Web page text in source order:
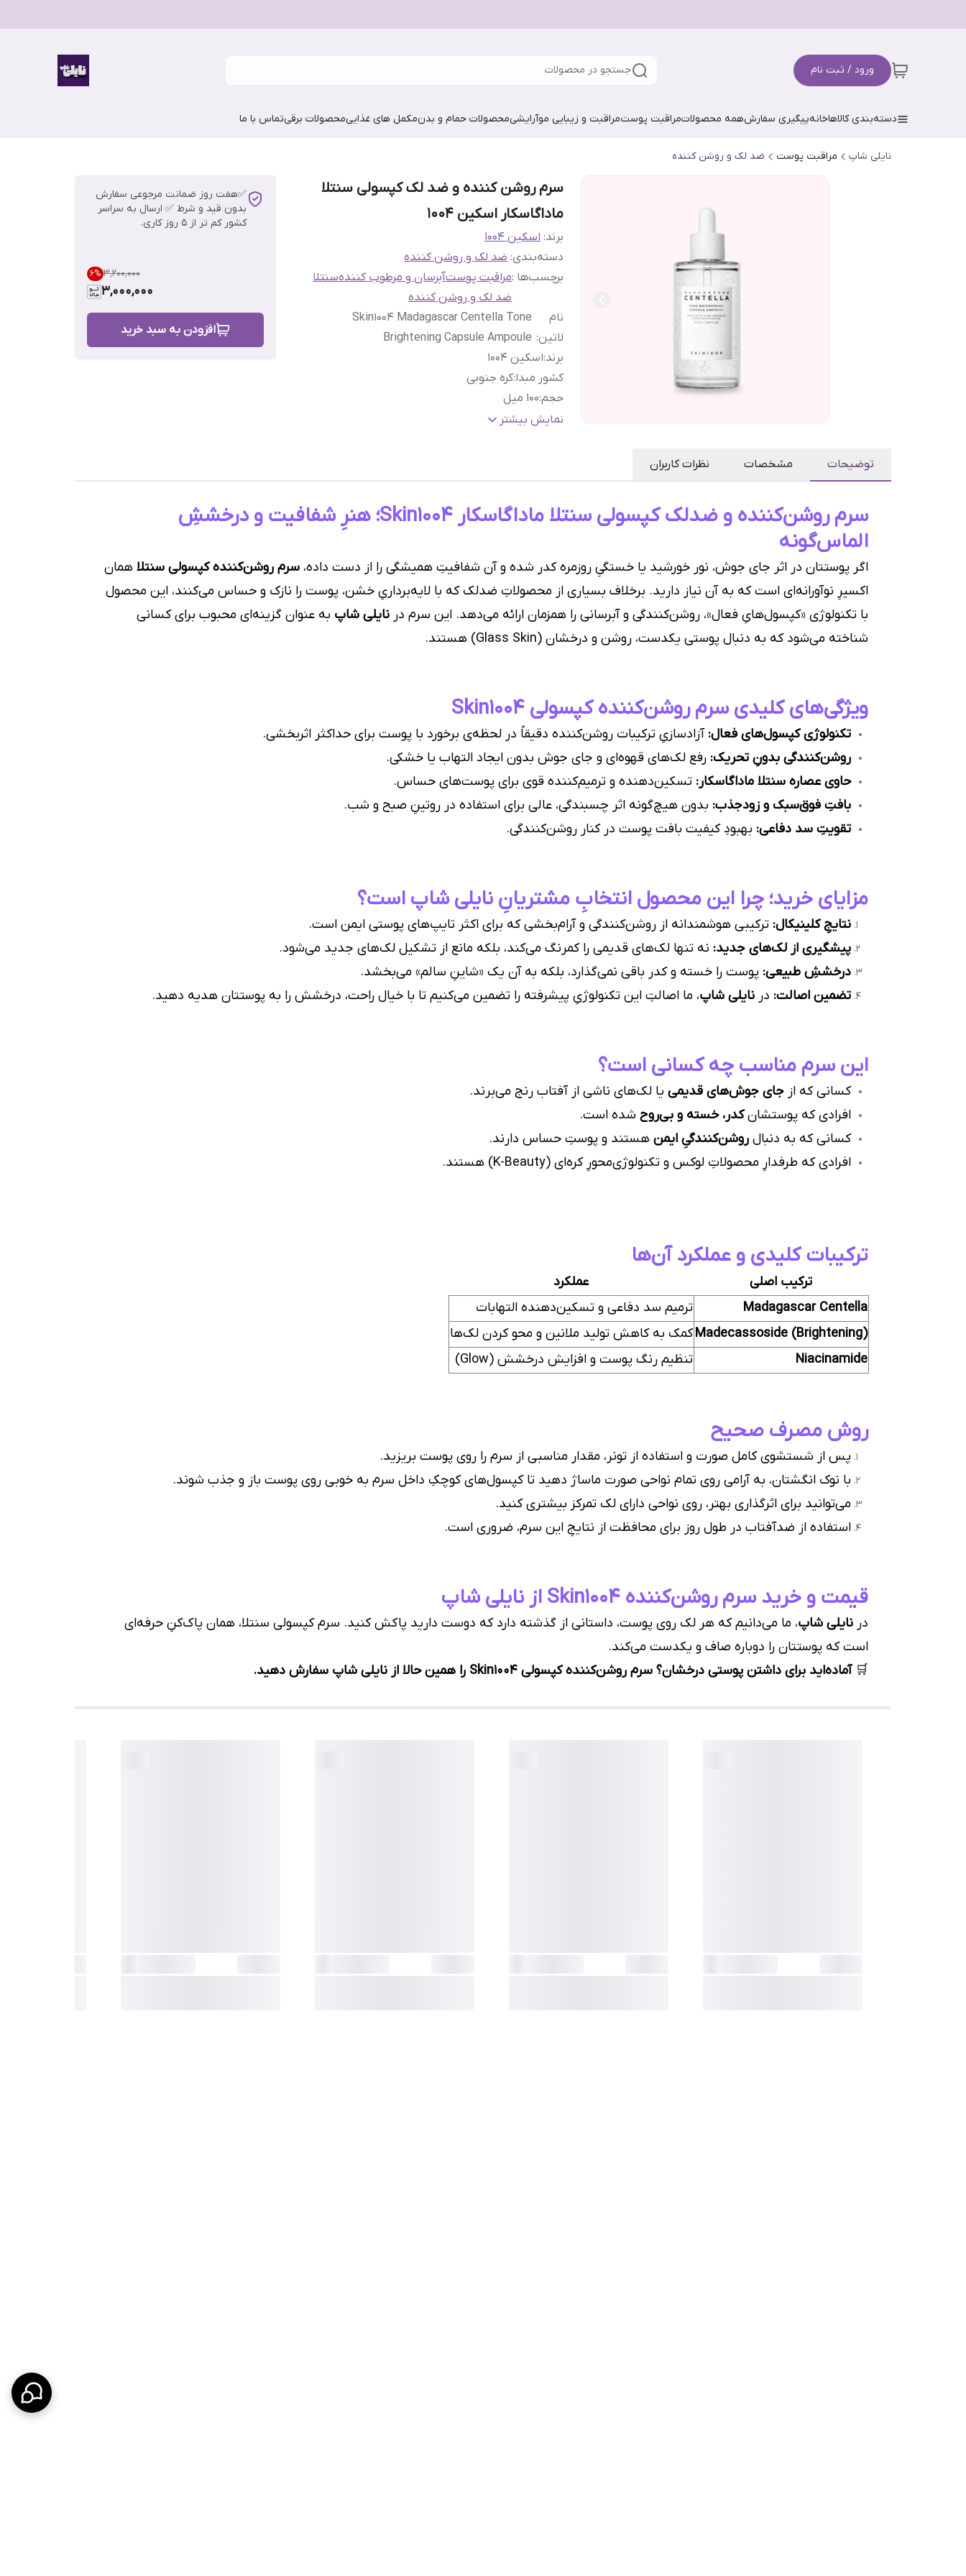
ورود / ثبت نام جستجو در محصولات
دسته‌بندی کالاهاخانهپیگیری سفارشهمه محصولاتمراقبت پوستمراقبت و زیبایی موآرایشیمحصولات حمام و بدنمکمل های غذاییمحصولات برقیتماس با ما
نایلی شاپ مراقبت پوست ضد لک و روشن کننده
سرم روشن کننده و ضد لک کپسولی سنتلا
ماداگاسکار اسکین ۱۰۰۴
برند: اسکین 1004
دسته‌بندی:ضد لک و روشن کننده
برچسب‌ها :مراقبت پوستآبرسان و مرطوب کنندهسنتلا
ضد لک و روشن کننده
نام
لاتین:
Skin1004 Madagascar Centella Tone
Brightening Capsule Ampoule
برند:اسکین ۱۰۰۴
کشور مبدا:کره جنوبی
حجم:۱۰۰ میل
نوع پوست:پوست حساس, پوست مختلط, پوست معمولی
اصالت کالا:
بدون قید و شرط
نمایش بیشتر
✅هفت روز ضمانت مرجوعی سفارش
بدون قید و شرط ✅ ارسال به سراسر
کشور کم تر از 5 روز کاری.
۳٬۲۰۰٬۰۰۰ 6%
3,000,000
افزودن به سبد خرید
توضیحات مشخصات نظرات کاربران
سرم روشن‌کننده و ضدلک کپسولی سنتلا ماداگاسکار Skin1004؛ هنرِ شفافیت و درخششِ
الماس‌گونه
اگر پوستتان در اثر جای جوش، نور خورشید یا خستگیِ روزمره کدر شده و آن شفافیتِ همیشگی را از دست داده، سرم روشن‌کننده کپسولی سنتلا همان
اکسیرِ نوآورانه‌ای است که به آن نیاز دارید. برخلاف بسیاری از محصولاتِ ضدلک که با لایه‌برداریِ خشن، پوست را نازک و حساس می‌کنند، این محصول
با تکنولوژی «کپسول‌هایِ فعال»، روشن‌کنندگی و آبرسانی را همزمان ارائه می‌دهد. این سرم در نایلی شاپ به عنوان گزینه‌ای محبوب برای کسانی
شناخته می‌شود که به دنبال پوستی یکدست، روشن و درخشان (Glass Skin) هستند.
ویژگی‌های کلیدی سرم روشن‌کننده کپسولی Skin1004
تکنولوژی کپسول‌های فعال: آزادسازیِ ترکیبات روشن‌کننده دقیقاً در لحظه‌ی برخورد با پوست برای حداکثر اثربخشی.
روشن‌کنندگی بدونِ تحریک: رفع لک‌های قهوه‌ای و جای جوش بدون ایجاد التهاب یا خشکی.
حاوی عصاره سنتلا ماداگاسکار: تسکین‌دهنده و ترمیم‌کننده قوی برای پوست‌های حساس.
بافتِ فوق‌سبک و زودجذب: بدون هیچ‌گونه اثر چسبندگی، عالی برای استفاده در روتینِ صبح و شب.
تقویتِ سد دفاعی: بهبودِ کیفیت بافت پوست در کنار روشن‌کنندگی.
مزایای خرید؛ چرا این محصول انتخابِ مشتریانِ نایلی شاپ است؟
نتایجِ کلینیکال: ترکیبی هوشمندانه از روشن‌کنندگی و آرام‌بخشی که برای اکثر تایپ‌های پوستی ایمن است.
پیشگیری از لک‌های جدید: نه تنها لک‌های قدیمی را کمرنگ می‌کند، بلکه مانع از تشکیل لک‌های جدید می‌شود.
درخششِ طبیعی: پوست را خسته و کدر باقی نمی‌گذارد، بلکه به آن یک «شاینِ سالم» می‌بخشد.
تضمین اصالت: در نایلی شاپ، ما اصالتِ این تکنولوژیِ پیشرفته را تضمین می‌کنیم تا با خیال راحت، درخشش را به پوستتان هدیه دهید.
این سرم مناسب چه کسانی است؟
کسانی که از جای جوش‌های قدیمی یا لک‌های ناشی از آفتاب رنج می‌برند.
افرادی که پوستشانکدر، خسته و بی‌روح شده است.
کسانی که به دنبال روشن‌کنندگیِ ایمن هستند و پوستِ حساس دارند.
افرادی که طرفدارِ محصولاتِ لوکس و تکنولوژی‌محورِ کره‌ای (K-Beauty) هستند.
ترکیبات کلیدی و عملکرد آن‌ها
ترکیب اصلی
عملکرد
Madagascar Centella
ترمیم سد دفاعی و تسکین‌دهنده التهابات
Madecassoside (Brightening)کمک به کاهش تولید ملانین و محو کردن لک‌ها
Niacinamide
تنظیم رنگ پوست و افزایش درخشش (Glow)
روش مصرف صحیح
پس از شستشوی کامل صورت و استفاده از تونر، مقدار مناسبی از سرم را روی پوست بریزید.
با نوک انگشتان، به آرامی روی تمام نواحی صورت ماساژ دهید تا کپسول‌های کوچکِ داخل سرم به خوبی روی پوست باز و جذب شوند.
می‌توانید برای اثرگذاری بهتر، روی نواحی دارای لک تمرکز بیشتری کنید.
استفاده از ضدآفتاب در طول روز برای محافظت از نتایجِ این سرم، ضروری است.
قیمت و خرید سرم روشن‌کننده Skin1004 از نایلی شاپ
در نایلی شاپ، ما می‌دانیم که هر لک روی پوست، داستانی از گذشته دارد که دوست دارید پاکش کنید. سرم کپسولی سنتلا، همان پاک‌کنِ حرفه‌ای
است که پوستتان را دوباره صاف و یکدست می‌کند.
🛒آماده‌اید برای داشتن پوستی درخشان؟ سرم روشن‌کننده کپسولی Skin1004 را همین حالا از نایلی شاپ سفارش دهید.